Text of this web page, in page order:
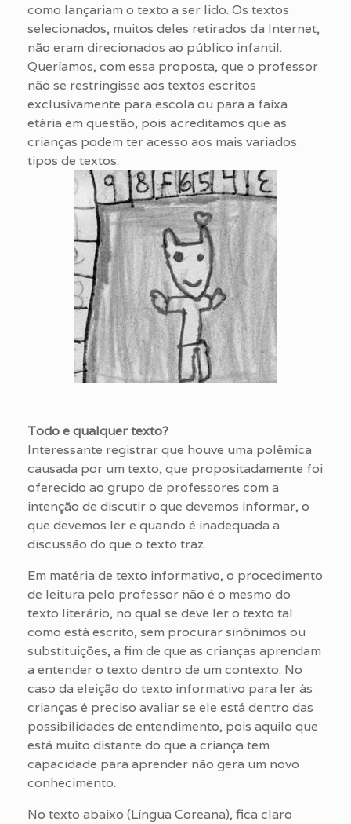
como lançariam o texto a ser lido. Os textos
selecionados, muitos deles retirados da Internet,
não eram direcionados ao público infantil.
Queríamos, com essa proposta, que o professor
não se restringisse aos textos escritos
exclusivamente para escola ou para a faixa
etária em questão, pois acreditamos que as
crianças podem ter acesso aos mais variados
tipos de textos.
Todo e qualquer texto?
Interessante registrar que houve uma polêmica
causada por um texto, que propositadamente foi
oferecido ao grupo de professores com a
intenção de discutir o que devemos informar, o
que devemos ler e quando é inadequada a
discussão do que o texto traz.
Em matéria de texto informativo, o procedimento
de leitura pelo professor não é o mesmo do
texto literário, no qual se deve ler o texto tal
como está escrito, sem procurar sinônimos ou
substituições, a fim de que as crianças aprendam
a entender o texto dentro de um contexto. No
caso da eleição do texto informativo para ler às
crianças é preciso avaliar se ele está dentro das
possibilidades de entendimento, pois aquilo que
está muito distante do que a criança tem
capacidade para aprender não gera um novo
conhecimento.
No texto abaixo (Língua Coreana), fica claro